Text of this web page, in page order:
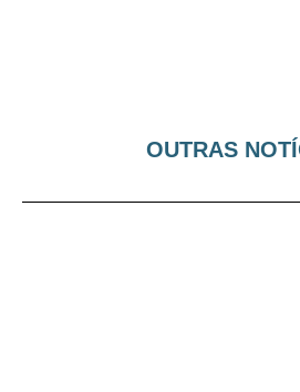
OUTRAS